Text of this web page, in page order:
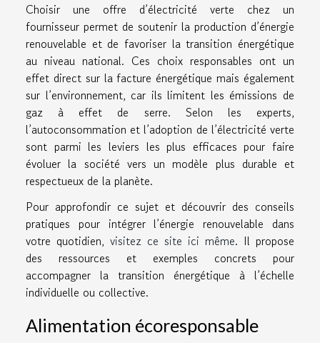
Choisir une offre d’électricité verte chez un
fournisseur permet de soutenir la production d’énergie
renouvelable et de favoriser la transition énergétique
au niveau national. Ces choix responsables ont un
effet direct sur la facture énergétique mais également
sur l’environnement, car ils limitent les émissions de
gaz à effet de serre. Selon les experts,
l’autoconsommation et l’adoption de l’électricité verte
sont parmi les leviers les plus efficaces pour faire
évoluer la société vers un modèle plus durable et
respectueux de la planète.
Pour approfondir ce sujet et découvrir des conseils
pratiques pour intégrer l’énergie renouvelable dans
votre quotidien, visitez ce site ici même. Il propose
des ressources et exemples concrets pour
accompagner la transition énergétique à l’échelle
individuelle ou collective.
Alimentation écoresponsable